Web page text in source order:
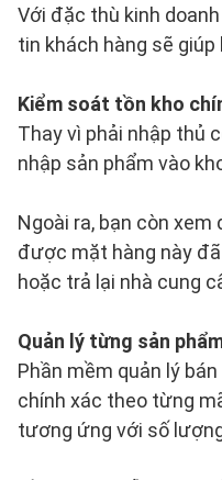
Với đặc thù kinh
tin khách hàng sẽ
Kiểm soát tồn kho
Thay vì phải nhập thủ
nhập sản phẩm vào
Ngoài ra, bạn còn
được mặt hàng này đã
hoặc trả lại nhà cung
Quản lý từng sản
Phần mềm quản lý
chính xác theo từng
tương ứng với số